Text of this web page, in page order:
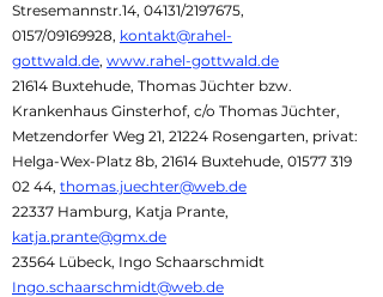
Stresemannstr.14, 04131/2197675,
0157/09169928, kontakt@rahel-
gottwald.de, www.rahel-gottwald.de
21614 Buxtehude, Thomas Jüchter bzw.
Krankenhaus Ginsterhof, c/o Thomas Jüchter,
Metzendorfer Weg 21, 21224 Rosengarten, privat:
Helga-Wex-Platz 8b, 21614 Buxtehude, 01577 319
02 44, thomas.juechter@web.de
22337 Hamburg, Katja Prante,
katja.prante@gmx.de
23564 Lübeck, Ingo Schaarschmidt
Ingo.schaarschmidt@web.de